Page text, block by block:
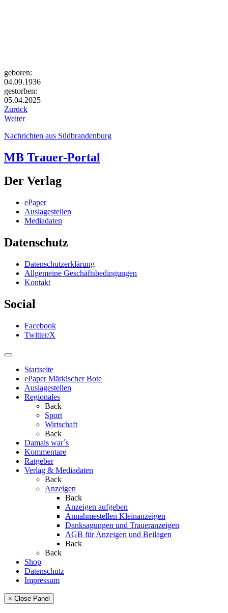
geboren:
04.09.1936
gestorben:
05.04.2025
Zurück
Weiter
Nachrichten aus Südbrandenburg
MB Trauer-Portal
Der Verlag
ePaper
Auslagestellen
Mediadaten
Datenschutz
Datenschutzerklärung
Allgemeine Geschäftsbedingungen
Kontakt
Social
Facebook
Twitter/X
Startseite
ePaper Märkischer Bote
Auslagestellen
Regionales
Back
Sport
Wirtschaft
Back
Damals war´s
Kommentare
Ratgeber
Verlag & Mediadaten
Back
Anzeigen
Back
Anzeigen aufgeben
Annahmestellen Kleinanzeigen
Danksagungen und Traueranzeigen
AGB für Anzeigen und Beilagen
Back
Back
Shop
Datenschutz
Impressum
× Close Panel